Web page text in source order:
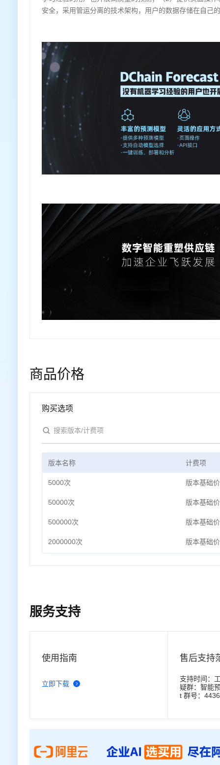
安全，采用管运分离的技术架构，用户的数据存储在自己
商品价格
购买选项
版本名称 计费项
5000次 版本基础
50000次 版本基础
500000次 版本基础
2000000次 版本基础
服务支持
使用指南
立即下载
售后支持
支持时间：
疑群：智能
t 群号：